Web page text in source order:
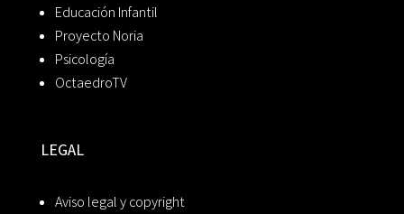
Educación Infantil
Proyecto Noria
Psicología
OctaedroTV
LEGAL
Aviso legal y copyright